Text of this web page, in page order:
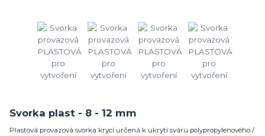
Svorka plast - 8 - 12 mm
Plastová provazová svorka krycí určená k ukrytí sváru polypropylenového /